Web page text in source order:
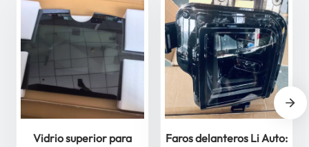
Vidrio superior para
Faros delanteros Li Auto: